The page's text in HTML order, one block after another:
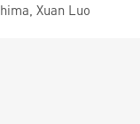
Xuan Luo